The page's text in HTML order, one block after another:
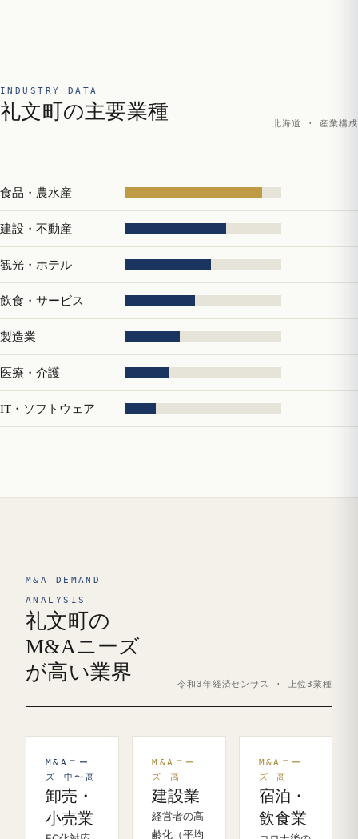
INDUSTRY DATA
礼文町の主要業種
北海道 · 産業構成
食品・農水産
建設・不動産
観光・ホテル
飲食・サービス
製造業
医療・介護
IT・ソフトウェア
M&A DEMAND
ANALYSIS
礼文町の
M&Aニーズ
が高い業界
令和3年経済センサス · 上位3業種
M&Aニー
ズ 中〜高
卸売・
小売業
M&Aニー
ズ 高
建設業
経営者の高
齢化（平均
M&Aニー
ズ 高
宿泊・
飲食業